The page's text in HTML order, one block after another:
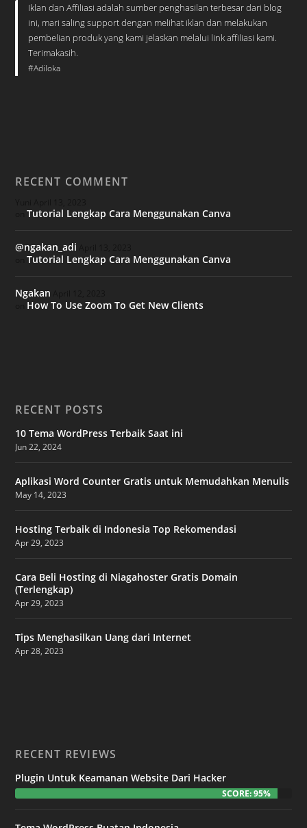
Iklan dan Affiliasi adalah sumber penghasilan terbesar dari blog
ini, mari saling support dengan melihat iklan dan melakukan
pembelian produk yang kami jelaskan melalui link affiliasi kami.
Terimakasih.
#Adiloka
RECENT COMMENT
onTutorial Lengkap Cara Menggunakan Canva
@ngakan_adi
onTutorial Lengkap Cara Menggunakan Canva
Ngakan
How To Use Zoom To Get New Clients
RECENT POSTS
10 Tema WordPress Terbaik Saat ini
Jun 22, 2024
Aplikasi Word Counter Gratis untuk Memudahkan Menulis
May 14, 2023
Hosting Terbaik di Indonesia Top Rekomendasi
Apr 29, 2023
Cara Beli Hosting di Niagahoster Gratis Domain
(Terlengkap)
Apr 29, 2023
Tips Menghasilkan Uang dari Internet
Apr 28, 2023
RECENT REVIEWS
Plugin Untuk Keamanan Website Dari Hacker
SCORE: 95%